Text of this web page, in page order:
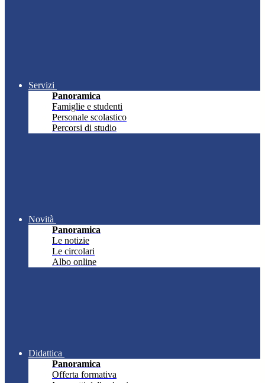
Servizi
Panoramica
Famiglie e studenti
Personale scolastico
Percorsi di studio
Novità
Panoramica
Le notizie
Le circolari
Albo online
Didattica
Panoramica
Offerta formativa